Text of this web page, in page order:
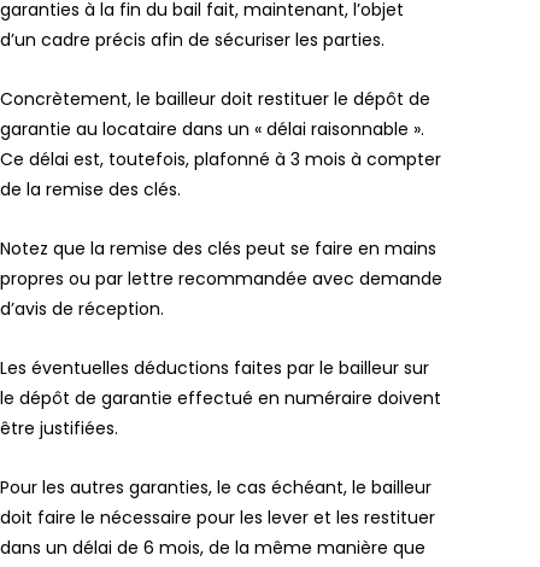
garanties à la fin du bail fait, maintenant, l’objet
d’un cadre précis afin de sécuriser les parties.
Concrètement, le bailleur doit restituer le dépôt de
garantie au locataire dans un « délai raisonnable ».
Ce délai est, toutefois, plafonné à 3 mois à compter
de la remise des clés.
Notez que la remise des clés peut se faire en mains
propres ou par lettre recommandée avec demande
d’avis de réception.
Les éventuelles déductions faites par le bailleur sur
le dépôt de garantie effectué en numéraire doivent
être justifiées.
Pour les autres garanties, le cas échéant, le bailleur
doit faire le nécessaire pour les lever et les restituer
dans un délai de 6 mois, de la même manière que